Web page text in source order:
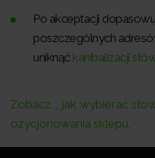
Po akceptacji
poszczególnych
uniknąć kanibalizacji
Zobacz , jak wybierać
ozycjonowania sklepu.